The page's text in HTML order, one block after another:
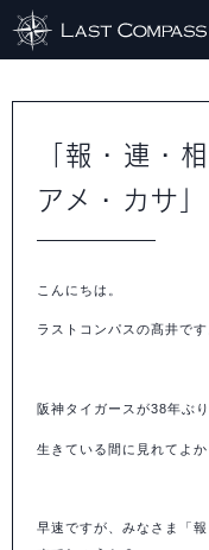
CASE
CASE
商品戦略
人材開発
評価制度
集客改善
コスト削減
買取再販
集客改善
SERVICE MENU
INQUERY
「報・連・
アメ・カサ」
こんにちは。
ラストコンパスの髙井です
阪神タイガースが38年ぶ
生きている間に見れてよか
早速ですが、みなさま「